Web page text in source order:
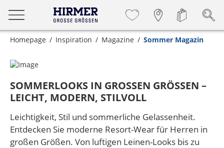
Homepage Inspiration Magazine Sommer Magazin
SOMMERLOOKS IN GROSSEN GRÖSSEN –
LEICHT, MODERN, STILVOLL
Leichtigkeit, Stil und sommerliche Gelassenheit.
Entdecken Sie moderne Resort-Wear für Herren in
großen Größen. Von luftigen Leinen-Looks bis zu